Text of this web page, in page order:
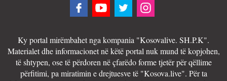
Ky portal mirëmbahet nga kompania "Kosovalive. SH.P.K".
Materialet dhe informacionet në këtë portal nuk mund të kopjohen,
të shtypen, ose të përdoren në çfarëdo forme tjetër për qëllime
përfitimi, pa miratimin e drejtuesve të "Kosova.live". Për ta